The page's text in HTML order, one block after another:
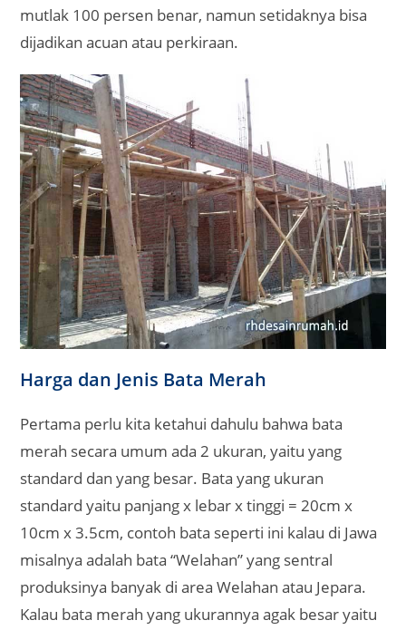
mutlak 100 persen benar, namun setidaknya bisa
dijadikan acuan atau perkiraan.
Harga dan Jenis Bata Merah
Pertama perlu kita ketahui dahulu bahwa bata
merah secara umum ada 2 ukuran, yaitu yang
standard dan yang besar. Bata yang ukuran
standard yaitu panjang x lebar x tinggi = 20cm x
10cm x 3.5cm, contoh bata seperti ini kalau di Jawa
misalnya adalah bata “Welahan” yang sentral
produksinya banyak di area Welahan atau Jepara.
Kalau bata merah yang ukurannya agak besar yaitu